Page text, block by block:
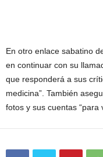
En otro enlace sabatino
en continuar con su
que responderá a sus
medicina”. También
fotos y sus cuentas